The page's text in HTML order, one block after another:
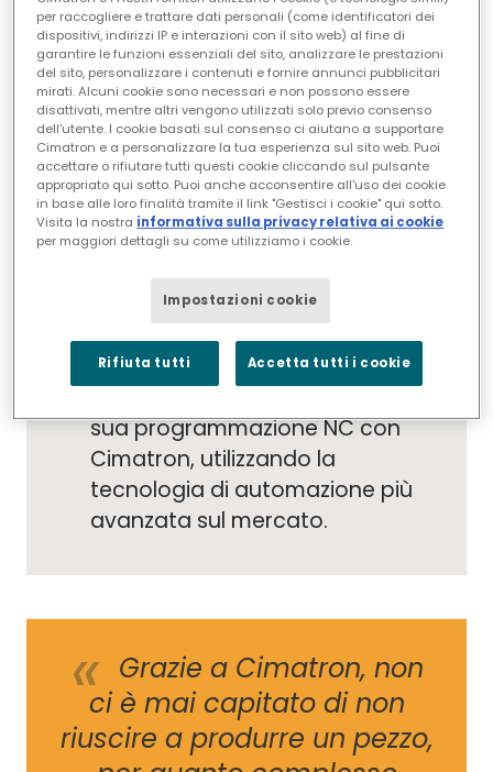
gamma di funzionalità di
programmazione di CimatronE,
all'interfaccia user-friendly, al
gestore dei processi NC e ai
modelli.
Con le capacità di simulazione e
verifica del software, CPC è in
grado di garantire una
lavorazione sicura e una
valutazione efficace delle
procedure.
CPC è stata in grado di
sua programmazione NC con
Cimatron, utilizzando la
tecnologia di automazione più
avanzata sul mercato.
Grazie a Cimatron, non
ci è mai capitato di non
riuscire a produrre un pezzo,
per raccogliere e trattare dati personali (come identificatori dei
dispositivi, indirizzi IP e interazioni con il sito web) al fine di
garantire le funzioni essenziali del sito, analizzare le prestazioni
del sito, personalizzare i contenuti e fornire annunci pubblicitari
mirati. Alcuni cookie sono necessari e non possono essere
disattivati, mentre altri vengono utilizzati solo previo consenso
dell'utente. I cookie basati sul consenso ci aiutano a supportare
Cimatron e a personalizzare la tua esperienza sul sito web. Puoi
accettare o rifiutare tutti questi cookie cliccando sul pulsante
appropriato qui sotto. Puoi anche acconsentire all'uso dei cookie
in base alle loro finalità tramite il link "Gestisci i cookie" qui sotto.
Visita la nostra informativa sulla privacy relativa ai cookie
per maggiori dettagli su come utilizziamo i cookie.
Impostazioni cookie
Rifiuta tutti Accetta tutti i cookie